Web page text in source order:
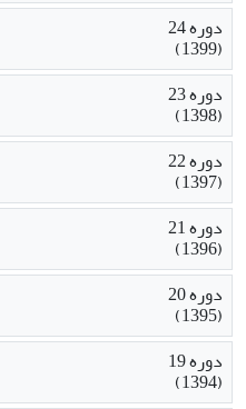
دوره 24
(1399)
دوره 23
(1398)
دوره 22
(1397)
دوره 21
(1396)
دوره 20
(1395)
دوره 19
(1394)